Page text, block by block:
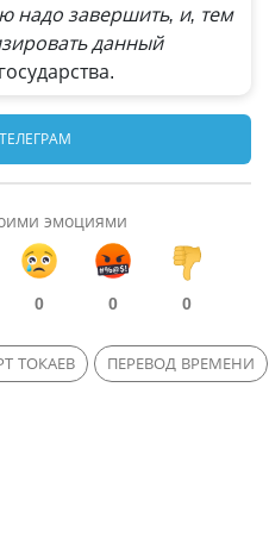
надо завершить, и, тем
данный
эмоциями
0 0 0
ТОКАЕВ ПЕРЕВОД ВРЕМЕНИ